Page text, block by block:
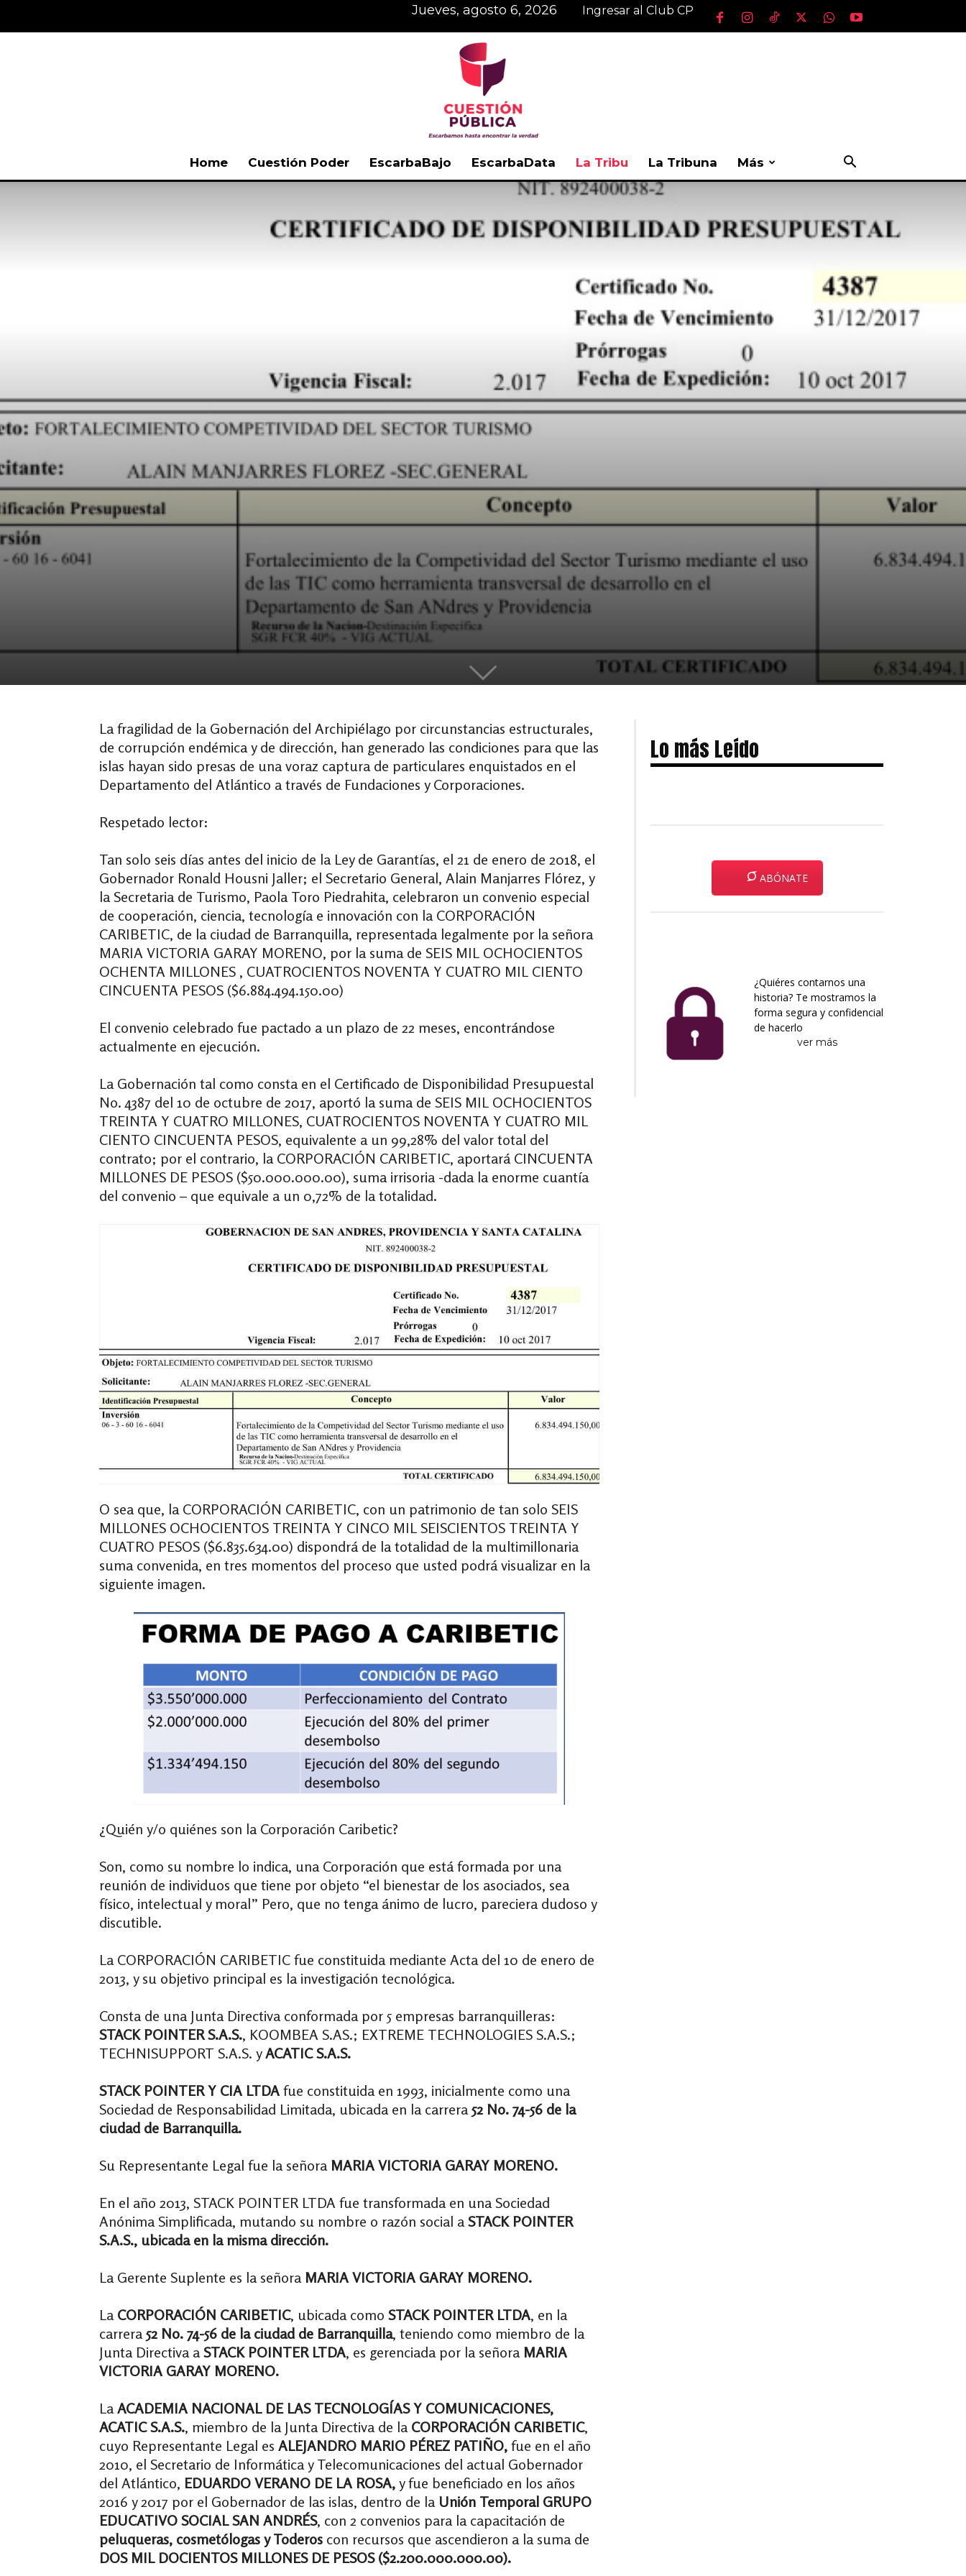
jueves, agosto 6, 2026 Ingresar al Club CP
Cuestión
Home Cuestión Poder EscarbaBajo EscarbaData La Tribu La Tribuna Más
La fragilidad de la Gobernación del Archipiélago por circunstancias estructurales,
de corrupción endémica y de dirección, han generado las condiciones para que las
islas hayan sido presas de una voraz captura de particulares enquistados en el
Departamento del Atlántico a través de Fundaciones y Corporaciones.
Respetado lector:
Tan solo seis días antes del inicio de la Ley de Garantías, el 21 de enero de 2018, el
Gobernador Ronald Housni Jaller; el Secretario General, Alain Manjarres Flórez, y
la Secretaria de Turismo, Paola Toro Piedrahita, celebraron un convenio especial
de cooperación, ciencia, tecnología e innovación con la CORPORACIÓN
CARIBETIC, de la ciudad de Barranquilla, representada legalmente por la señora
MARIA VICTORIA GARAY MORENO, por la suma de SEIS MIL OCHOCIENTOS
OCHENTA MILLONES , CUATROCIENTOS NOVENTA Y CUATRO MIL CIENTO
CINCUENTA PESOS ($6.884.494.150.00)
El convenio celebrado fue pactado a un plazo de 22 meses, encontrándose
actualmente en ejecución.
La Gobernación tal como consta en el Certificado de Disponibilidad Presupuestal
No. 4387 del 10 de octubre de 2017, aportó la suma de SEIS MIL OCHOCIENTOS
TREINTA Y CUATRO MILLONES, CUATROCIENTOS NOVENTA Y CUATRO MIL
CIENTO CINCUENTA PESOS, equivalente a un 99,28% del valor total del
contrato; por el contrario, la CORPORACIÓN CARIBETIC, aportará CINCUENTA
MILLONES DE PESOS ($50.000.000.00), suma irrisoria -dada la enorme cuantía
del convenio – que equivale a un 0,72% de la totalidad.
O sea que, la CORPORACIÓN CARIBETIC, con un patrimonio de tan solo SEIS
MILLONES OCHOCIENTOS TREINTA Y CINCO MIL SEISCIENTOS TREINTA Y
CUATRO PESOS ($6.835.634.00) dispondrá de la totalidad de la multimillonaria
suma convenida, en tres momentos del proceso que usted podrá visualizar en la
siguiente imagen.
¿Quién y/o quiénes son la Corporación Caribetic?
Son, como su nombre lo indica, una Corporación que está formada por una
reunión de individuos que tiene por objeto “el bienestar de los asociados, sea
físico, intelectual y moral” Pero, que no tenga ánimo de lucro, pareciera dudoso y
discutible.
La CORPORACIÓN CARIBETIC fue constituida mediante Acta del 10 de enero de
2013, y su objetivo principal es la investigación tecnológica.
Consta de una Junta Directiva conformada por 5 empresas barranquilleras:
STACK POINTER S.A.S., KOOMBEA S.AS.; EXTREME TECHNOLOGIES S.A.S.;
TECHNISUPPORT S.A.S. yACATIC S.A.S.
STACK POINTER Y CIA LTDA fue constituida en 1993, inicialmente como una
Sociedad de Responsabilidad Limitada, ubicada en la carrera52 No. 74-56 de la
ciudad de Barranquilla.
Su Representante Legal fue la señora MARIA VICTORIA GARAY MORENO.
En el año 2013, STACK POINTER LTDA fue transformada en una Sociedad
Anónima Simplificada, mutando su nombre o razón social aSTACK POINTER
S.A.S., ubicada en la misma dirección.
La Gerente Suplente es la señora MARIA VICTORIA GARAY MORENO.
La CORPORACIÓN CARIBETIC, ubicada como STACK POINTER LTDA, en la
carrera52 No. 74-56 de la ciudad de Barranquilla, teniendo como miembro de la
Junta Directiva aSTACK POINTER LTDA, es gerenciada por la señora MARIA
VICTORIA GARAY MORENO.
LaACADEMIA NACIONAL DE LAS TECNOLOGÍAS Y COMUNICACIONES,
ACATIC S.A.S., miembro de la Junta Directiva de la CORPORACIÓN CARIBETIC,
cuyo Representante Legal es ALEJANDRO MARIO PÉREZ PATIÑO, fue en el año
2010, el Secretario de Informática y Telecomunicaciones del actual Gobernador
del Atlántico, EDUARDO VERANO DE LA ROSA, y fue beneficiado en los años
2016 y 2017 por el Gobernador de las islas, dentro de la Unión Temporal GRUPO
EDUCATIVO SOCIAL SAN ANDRÉS, con 2 convenios para la capacitación de
peluqueras, cosmetólogas y Toderos con recursos que ascendieron a la suma de
DOS MIL DOCIENTOS MILLONES DE PESOS ($2.200.000.000.00).
Lo más Leído
ABÓNATE
¿Quiéres contarnos una
historia? Te mostramos la
forma segura y confidencial
de hacerlo
ver más